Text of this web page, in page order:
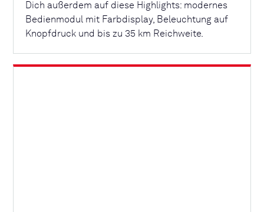
Dich außerdem auf diese Highlights: modernes
Bedienmodul mit Farbdisplay, Beleuchtung auf
Knopfdruck und bis zu 35 km Reichweite.